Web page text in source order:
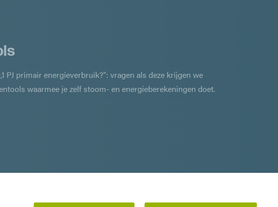
PJ primair energieverbruik?": vragen als deze krijgen we
waarmee je zelf stoom- en energieberekeningen doet.